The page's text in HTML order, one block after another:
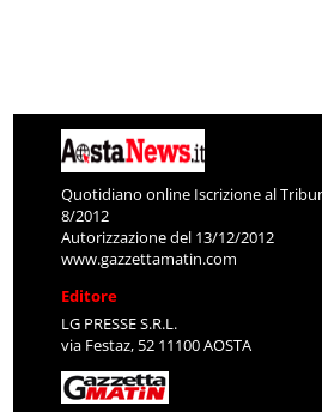
Quotidiano online Iscrizione al
8/2012
Autorizzazione del 13/12/2012
www.gazzettamatin.com
Editore
LG PRESSE S.R.L.
via Festaz, 52 11100 AOSTA